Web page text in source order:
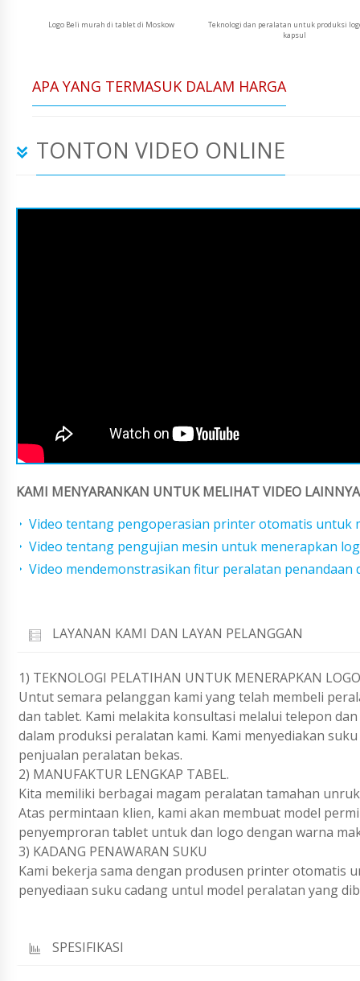
Logo Beli murah di tablet di Moskow
Teknologi dan peralatan untuk produksi
kapsul
APA YANG TERMASUK DALAM HARGA
TONTON VIDEO ONLINE
KAMI MENYARANKAN UNTUK MELIHAT VIDEO
Video tentang pengoperasian printer otomatis untuk
Video tentang pengujian mesin untuk menerapkan
Video mendemonstrasikan fitur peralatan penandaan
LAYANAN KAMI DAN LAYAN PELANGGAN
1) TEKNOLOGI PELATIHAN UNTUK MENERAPKAN
Untut semara pelanggan kami yang telah membeli
dan tablet. Kami melakita konsultasi melalui telepon
dalam produksi peralatan kami. Kami menyediakan
penjualan peralatan bekas.
2) MANUFAKTUR LENGKAP TABEL.
Kita memiliki berbagai magam peralatan tamahan
Atas permintaan klien, kami akan membuat model
penyemproran tablet untuk dan logo dengan warna
3) KADANG PENAWARAN SUKU
Kami bekerja sama dengan produsen printer otomatis
penyediaan suku cadang untul model peralatan yang
SPESIFIKASI